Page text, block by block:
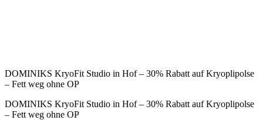
DOMINIKS KryoFit Studio in Hof – 30% Rabatt auf Kryoplipolse
– Fett weg ohne OP
DOMINIKS KryoFit Studio in Hof – 30% Rabatt auf Kryoplipolse
– Fett weg ohne OP